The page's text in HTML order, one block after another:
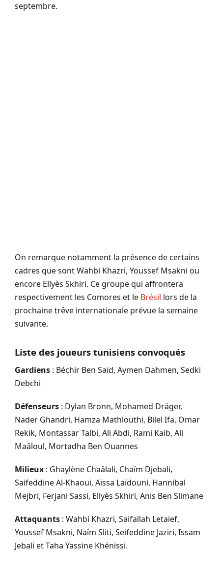
septembre.
On remarque notamment la présence de certains
cadres que sont Wahbi Khazri, Youssef Msakni ou
encore Ellyès Skhiri. Ce groupe qui affrontera
respectivement les Comores et le Brésil lors de la
prochaine trêve internationale prévue la semaine
suivante.
Liste des joueurs tunisiens convoqués
Gardiens : Béchir Ben Saïd, Aymen Dahmen, Sedki
Debchi
Défenseurs : Dylan Bronn, Mohamed Dräger,
Nader Ghandri, Hamza Mathlouthi, Bilel Ifa, Omar
Rekik, Montassar Talbi, Ali Abdi, Rami Kaib, Ali
Maâloul, Mortadha Ben Ouannes
Milieux : Ghaylène Chaâlali, Chaïm Djebali,
Saifeddine Al-Khaoui, Aïssa Laïdouni, Hannibal
Mejbri, Ferjani Sassi, Ellyès Skhiri, Anis Ben Slimane
Attaquants : Wahbi Khazri, Saifallah Letaief,
Youssef Msakni, Naïm Sliti, Seifeddine Jaziri, Issam
Jebali et Taha Yassine Khénissi.